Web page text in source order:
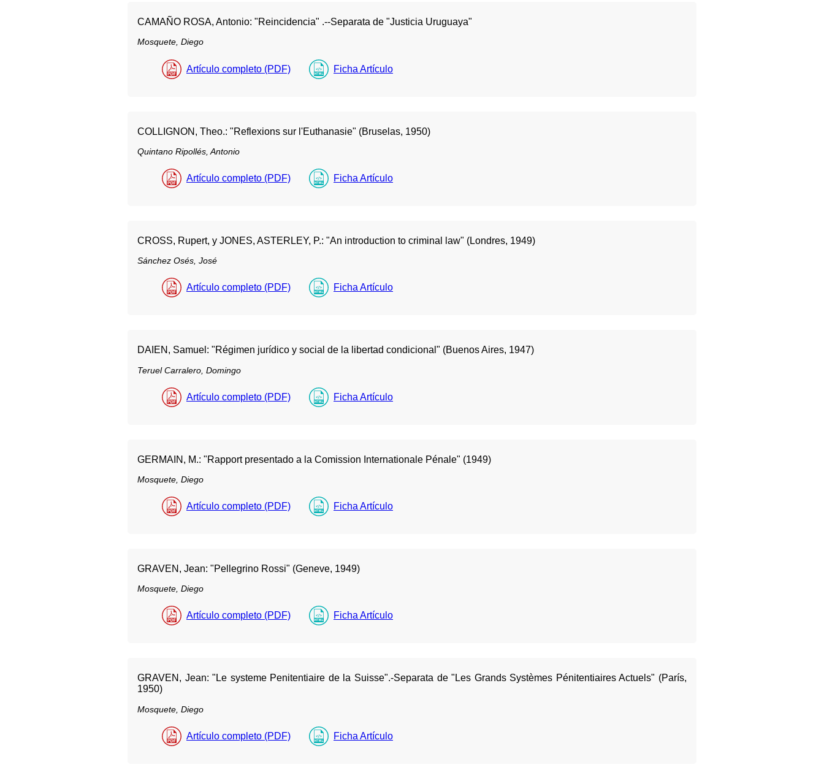
CAMAÑO ROSA, Antonio: "Reincidencia" .--Separata de "Justicia Uruguaya"
Mosquete, Diego
Artículo completo (PDF) Ficha Artículo
COLLIGNON, Theo.: "Reflexions sur l'Euthanasie" (Bruselas, 1950)
Quintano Ripollés, Antonio
Artículo completo (PDF) Ficha Artículo
CROSS, Rupert, y JONES, ASTERLEY, P.: "An introduction to criminal law" (Londres, 1949)
Sánchez Osés, José
Artículo completo (PDF) Ficha Artículo
DAIEN, Samuel: "Régimen jurídico y social de la libertad condicional" (Buenos Aires, 1947)
Teruel Carralero, Domingo
Artículo completo (PDF) Ficha Artículo
GERMAIN, M.: "Rapport presentado a la Comission Internationale Pénale" (1949)
Mosquete, Diego
Artículo completo (PDF) Ficha Artículo
GRAVEN, Jean: "Pellegrino Rossi" (Geneve, 1949)
Mosquete, Diego
Artículo completo (PDF) Ficha Artículo
GRAVEN, Jean: "Le systeme Penitentiaire de la Suisse".-Separata de "Les Grands Systèmes Pénitentiaires Actuels" (París,
1950)
Mosquete, Diego
Artículo completo (PDF) Ficha Artículo